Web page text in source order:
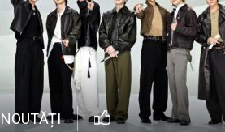
NOUTĂȚI